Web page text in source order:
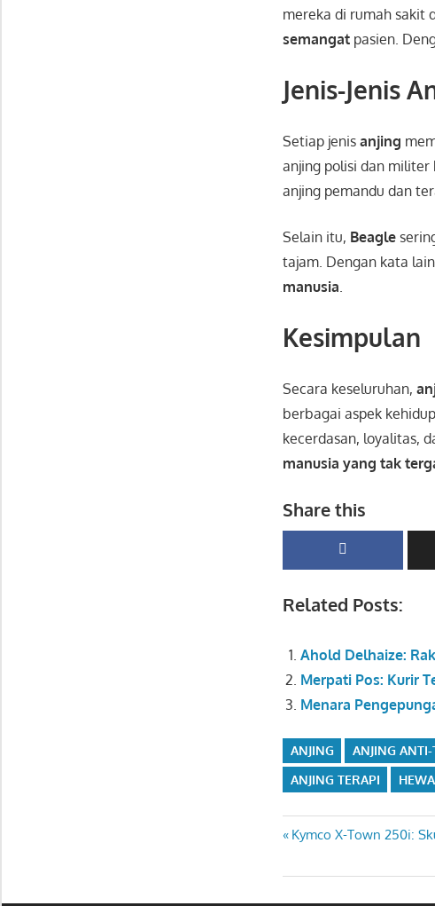
mereka di rumah sakit
semangat pasien.
Jenis-Jenis
Setiap jenisanjing
anjing polisi dan militer
anjing pemandu dan
Selain itu, Beagle
tajam. Dengan kata
manusia.
Kesimpulan
Secara keseluruhan,
berbagai aspek
kecerdasan, loyalitas,
manusia yang tak
Share this
Related Posts:
Ahold Delhaize:
Merpati Pos: Kurir
Menara
ANJING ANJING
ANJING TERAPI
Navigasi
pos
Previous
Kymco X-Town 250i: